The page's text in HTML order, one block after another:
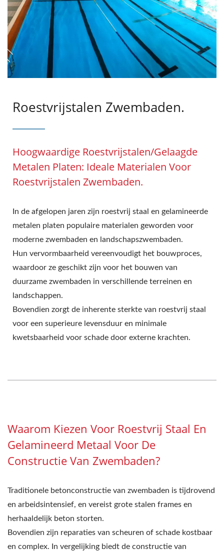
Roestvrijstalen Zwembaden.
Hoogwaardige Roestvrijstalen/gelaagde
Metalen Platen: Ideale Materialen Voor
Roestvrijstalen Zwembaden.
In de afgelopen jaren zijn roestvrij staal en gelamineerde
metalen platen populaire materialen geworden voor
moderne zwembaden en landschapszwembaden.
Hun vervormbaarheid vereenvoudigt het bouwproces,
waardoor ze geschikt zijn voor het bouwen van
duurzame zwembaden in verschillende terreinen en
landschappen.
Bovendien zorgt de inherente sterkte van roestvrij staal
voor een superieure levensduur en minimale
kwetsbaarheid voor schade door externe krachten.
Waarom Kiezen Voor Roestvrij Staal En
Gelamineerd Metaal Voor De
Constructie Van Zwembaden?
Traditionele betonconstructie van zwembaden is tijdrovend
en arbeidsintensief, en vereist grote stalen frames en
herhaaldelijk beton storten.
Bovendien zijn reparaties van scheuren of schade kostbaar
en complex. In vergelijking biedt de constructie van